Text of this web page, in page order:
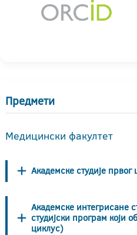
Предмети
Медицински факултет
Академске студије првог
Академске интегрисане
студијски програм који
циклус)